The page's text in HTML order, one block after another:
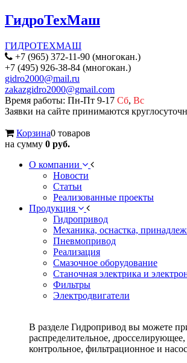
ГидроТехМаш
ГИДРОТЕХМАШ
+7 (965) 372-11-90 (многокан.)
+7 (495) 926-38-84 (многокан.)
gidro2000@mail.ru
zakazgidro2000@gmail.com
Время работы: Пн-Пт 9-17 Сб, Вс
Заявки на сайте принимаются
Корзина0 товаров
на сумму 0 руб.
О компании
Новости
Статьи
Реализованные проекты
Продукция
Гидропривод
Механика, оснастка,
Пневмопривод
Реализация
Смазочное оборудование
Станочная электрика и
Фильтры
Электродвигатели
В разделе Гидропривод вы можете
распределительное,
контрольное, фильтрационное и